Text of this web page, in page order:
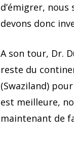
d’émigrer, nous
devons donc
A son tour, Dr.
reste du
(Swaziland)
est meilleure,
maintenant de